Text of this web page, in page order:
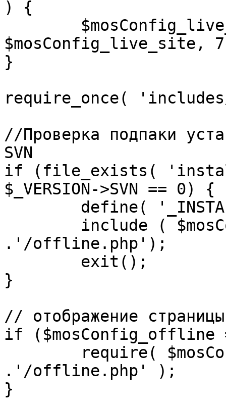
) {
$mosConfig_live_site,
}
require_once(
//Проверка подпаки
SVN
if (file_exists(
$_VERSION->SVN == 0) {
.'/offline.php');
}
// отображение
if ($mosConfig_offline
.'/offline.php' );
}